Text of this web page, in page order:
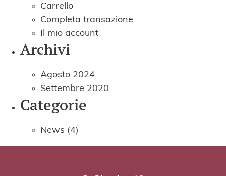
Carrello
Completa transazione
Il mio account
Archivi
Agosto 2024
Settembre 2020
Categorie
News (4)